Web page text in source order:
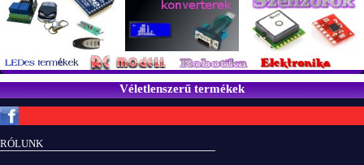
Véletlenszerű termékek
RÓLUNK